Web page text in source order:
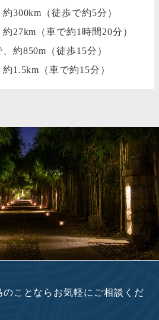
300km（徒歩で約5分）
27km（車で約1時間20分）
約850m（徒歩15分）
1.5km（車で約15分）
ことならお気軽にご相談くだ